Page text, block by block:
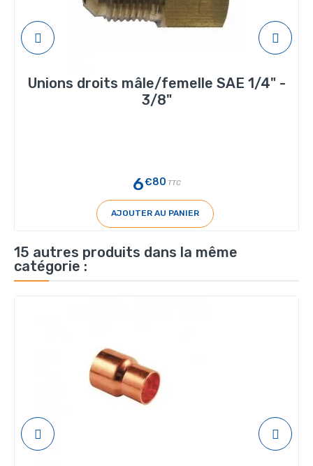
Unions droits mâle/femelle SAE 1/4" -
3/8"
6€80 TTC
AJOUTER AU PANIER
15 autres produits dans la même
catégorie :